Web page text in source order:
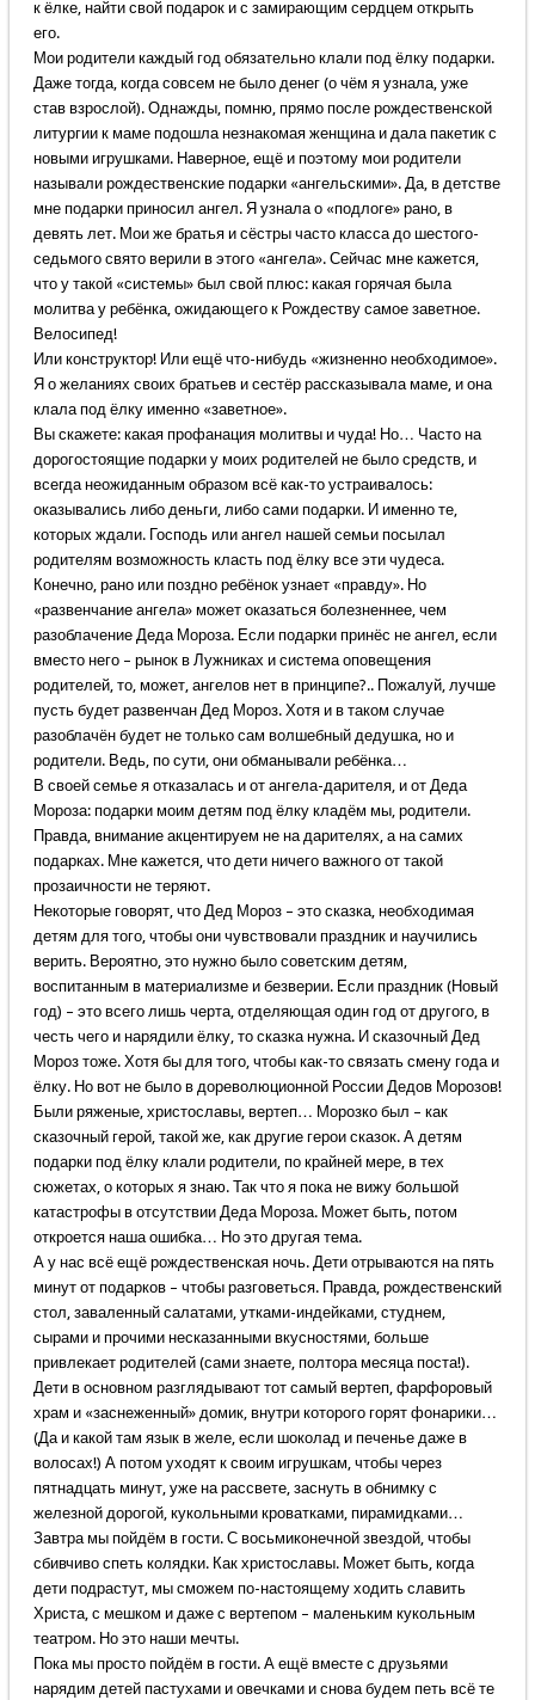
к ёлке, найти свой подарок и с замирающим сердцем открыть
его.
Мои родители каждый год обязательно клали под ёлку подарки.
Даже тогда, когда совсем не было денег (о чём я узнала, уже
став взрослой). Однажды, помню, прямо после рождественской
литургии к маме подошла незнакомая женщина и дала пакетик с
новыми игрушками. Наверное, ещё и поэтому мои родители
называли рождественские подарки «ангельскими». Да, в детстве
мне подарки приносил ангел. Я узнала о «подлоге» рано, в
девять лет. Мои же братья и сёстры часто класса до шестого-
седьмого свято верили в этого «ангела». Сейчас мне кажется,
что у такой «системы» был свой плюс: какая горячая была
молитва у ребёнка, ожидающего к Рождеству самое заветное.
Велосипед!
Или конструктор! Или ещё что-нибудь «жизненно необходимое».
Я о желаниях своих братьев и сестёр рассказывала маме, и она
клала под ёлку именно «заветное».
Вы скажете: какая профанация молитвы и чуда! Но… Часто на
дорогостоящие подарки у моих родителей не было средств, и
всегда неожиданным образом всё как-то устраивалось:
оказывались либо деньги, либо сами подарки. И именно те,
которых ждали. Господь или ангел нашей семьи посылал
родителям возможность класть под ёлку все эти чудеса.
Конечно, рано или поздно ребёнок узнает «правду». Но
«развенчание ангела» может оказаться болезненнее, чем
разоблачение Деда Мороза. Если подарки принёс не ангел, если
вместо него – рынок в Лужниках и система оповещения
родителей, то, может, ангелов нет в принципе?.. Пожалуй, лучше
пусть будет развенчан Дед Мороз. Хотя и в таком случае
разоблачён будет не только сам волшебный дедушка, но и
родители. Ведь, по сути, они обманывали ребёнка…
В своей семье я отказалась и от ангела-дарителя, и от Деда
Мороза: подарки моим детям под ёлку кладём мы, родители.
Правда, внимание акцентируем не на дарителях, а на самих
подарках. Мне кажется, что дети ничего важного от такой
прозаичности не теряют.
Некоторые говорят, что Дед Мороз – это сказка, необходимая
детям для того, чтобы они чувствовали праздник и научились
верить. Вероятно, это нужно было советским детям,
воспитанным в материализме и безверии. Если праздник (Новый
год) – это всего лишь черта, отделяющая один год от другого, в
честь чего и нарядили ёлку, то сказка нужна. И сказочный Дед
Мороз тоже. Хотя бы для того, чтобы как-то связать смену года и
ёлку. Но вот не было в дореволюционной России Дедов Морозов!
Были ряженые, христославы, вертеп… Морозко был – как
сказочный герой, такой же, как другие герои сказок. А детям
подарки под ёлку клали родители, по крайней мере, в тех
сюжетах, о которых я знаю. Так что я пока не вижу большой
катастрофы в отсутствии Деда Мороза. Может быть, потом
откроется наша ошибка… Но это другая тема.
А у нас всё ещё рождественская ночь. Дети отрываются на пять
минут от подарков – чтобы разговеться. Правда, рождественский
стол, заваленный салатами, утками-индейками, студнем,
сырами и прочими несказанными вкусностями, больше
привлекает родителей (сами знаете, полтора месяца поста!).
Дети в основном разглядывают тот самый вертеп, фарфоровый
храм и «заснеженный» домик, внутри которого горят фонарики…
(Да и какой там язык в желе, если шоколад и печенье даже в
волосах!) А потом уходят к своим игрушкам, чтобы через
пятнадцать минут, уже на рассвете, заснуть в обнимку с
железной дорогой, кукольными кроватками, пирамидками…
Завтра мы пойдём в гости. С восьмиконечной звездой, чтобы
сбивчиво спеть колядки. Как христославы. Может быть, когда
дети подрастут, мы сможем по-настоящему ходить славить
Христа, с мешком и даже с вертепом – маленьким кукольным
театром. Но это наши мечты.
Пока мы просто пойдём в гости. А ещё вместе с друзьями
нарядим детей пастухами и овечками и снова будем петь всё те